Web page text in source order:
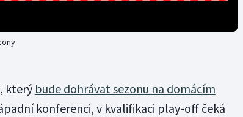
který bude dohrávat sezonu na domácím
konferenci, v kvalifikaci play-off čeká